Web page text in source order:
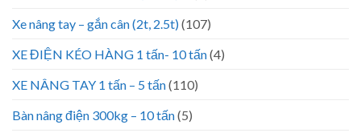
Xe nâng tay – gắn cân (2t, 2.5t)(107)
XE ĐIỆN KÉO HÀNG 1 tấn- 10 tấn(4)
XE NÂNG TAY 1 tấn – 5 tấn(110)
Bàn nâng điện 300kg – 10 tấn(5)